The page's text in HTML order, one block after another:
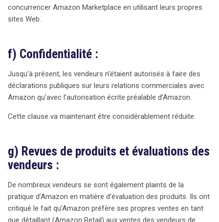
concurrencer Amazon Marketplace en utilisant leurs propres
sites Web.
f) Confidentialité :
Jusqu’à présent, les vendeurs n’étaient autorisés à faire des
déclarations publiques sur leurs relations commerciales avec
Amazon qu’avec l’autorisation écrite préalable d’Amazon.
Cette clause va maintenant être considérablement réduite.
g) Revues de produits et évaluations des
vendeurs :
De nombreux vendeurs se sont également plaints de la
pratique d’Amazon en matière d’évaluation des produits. Ils ont
critiqué le fait qu’Amazon préfère ses propres ventes en tant
que détaillant (Amazon Retail) aux ventes des vendeurs de